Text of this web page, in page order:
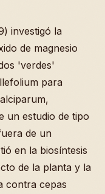
investigó la
de magnesio
'verdes'
para
un estudio de tipo
de un
en la biosíntesis
de la planta y la
contra cepas